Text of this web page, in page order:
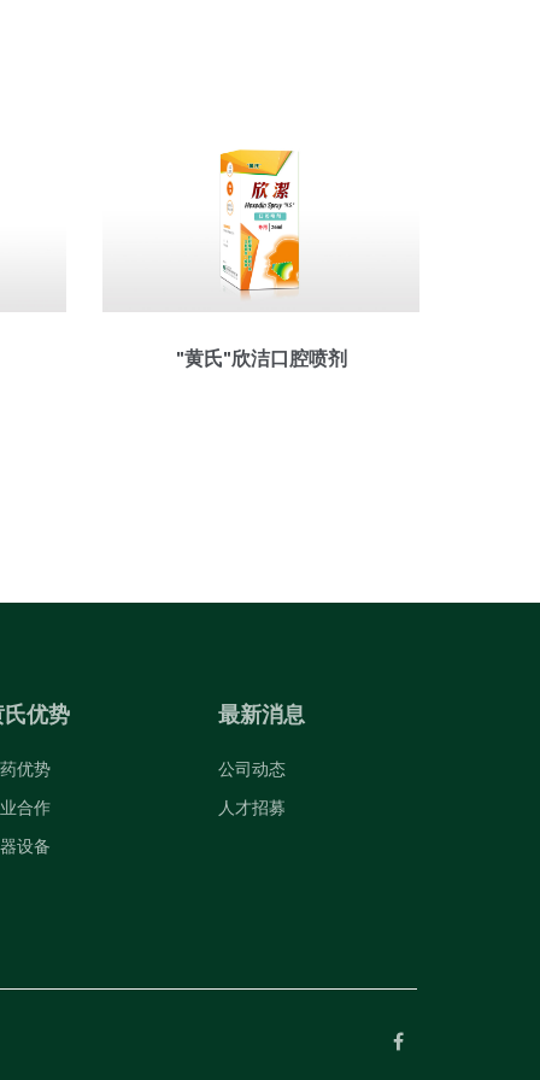
"黄氏"欣洁口腔喷剂
氏优势
优势
合作
设备
最新消息
公司动态
人才招募